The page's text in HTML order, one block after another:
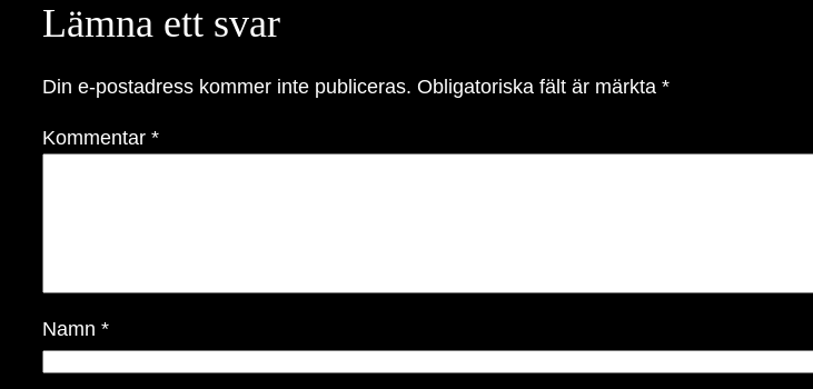
Lämna ett svar
Din e-postadress kommer inte publiceras. Obligatoriska fält är märkta *
Kommentar *
Namn *